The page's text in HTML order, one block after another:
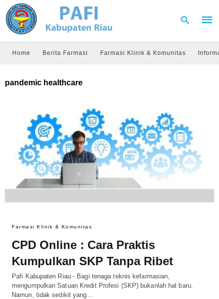
Home Berita Farmasi Farmasi Klinik & Komunitas
pandemic healthcare
Farmasi Klinik & Komunitas
CPD Online : Cara Praktis
Kumpulkan SKP Tanpa Ribet
Pafi Kabupaten Riau - Bagi tenaga teknis kefarmasian,
mengumpulkan Satuan Kredit Profesi (SKP) bukanlah hal baru.
Namun, tidak sedikit yang…